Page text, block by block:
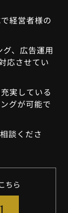
経営者様の
、広告運⽤
応させてい
実している
グが可能で
談くださ
ちら